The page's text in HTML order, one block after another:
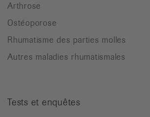
Arthrose
Ostéoporose
Rhumatisme des parties molles
Autres maladies rhumatismales
Tests et enquêtes